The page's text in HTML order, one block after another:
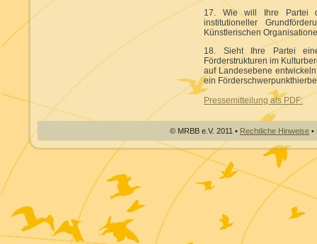
17. Wie will Ihre Partei
institutioneller
Künstlerischen
18. Sieht Ihre Partei
Förderstrukturen im
auf Landesebene
ein
Pressemitteilung als PDF:
© MRBB e.V. 2011 • Rechtliche Hinweise •